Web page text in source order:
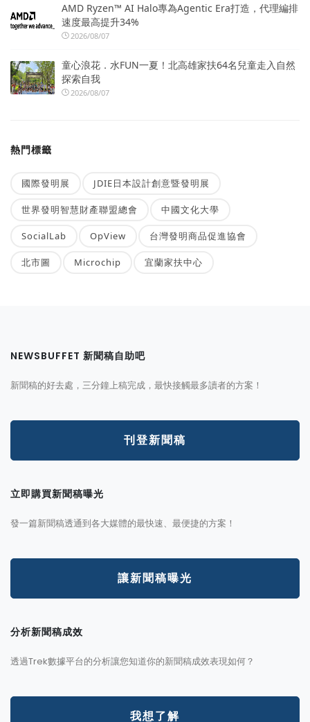
AMD Ryzen™ AI Halo專為Agentic Era打造，代理編排
速度最高提升34%
2026/08/07
童心浪花．水FUN一夏！北高雄家扶64名兒童走入自然
探索自我
2026/08/07
熱門標籤
國際發明展 JDIE日本設計創意暨發明展
世界發明智慧財產聯盟總會 中國文化大學
SocialLab OpView 台灣發明商品促進協會
北市圖 Microchip 宜蘭家扶中心
NEWSBUFFET 新聞稿自助吧
新聞稿的好去處，三分鐘上稿完成，最快接觸最多讀者的方案！
刊登新聞稿
立即購買新聞稿曝光
發一篇新聞稿透通到各大媒體的最快速、最便捷的方案！
讓新聞稿曝光
分析新聞稿成效
透過Trek數據平台的分析讓您知道你的新聞稿成效表現如何？
我想了解